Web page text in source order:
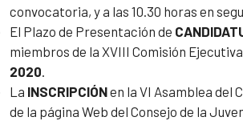
convocatoria, y a las 10.30 horas en
El Plazo de Presentación de
miembros de la XVIII Comisión
2020
La INSCRIPCIÓNen la VI Asamblea del
de la página Web del Consejo de la